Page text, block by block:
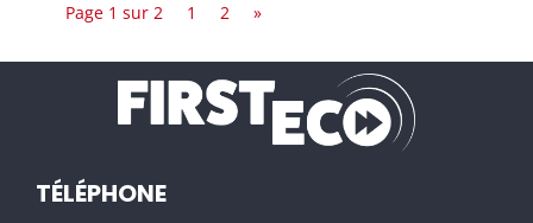
Page 1 sur 2 1 2 »
TÉLÉPHONE